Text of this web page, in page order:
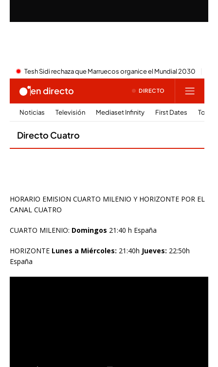
HORARIO EMISION CUARTO MILENIO Y HORIZONTE POR EL
CANAL CUATRO
CUARTO MILENIO: Domingos 21:40 h España
HORIZONTE Lunes a Miércoles: 21:40h Jueves: 22:50h
España